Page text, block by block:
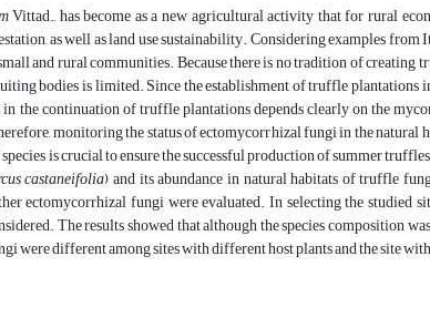
Vittad., has become as a new agricultural activity that for rural
as well as land use sustainability. Considering examples
and rural communities. Because there is no tradition of
bodies is limited. Since the establishment of truffle plantations
the continuation of truffle plantations depends clearly on the
monitoring the status of ectomycorrhizal fungi in the natural
is crucial to ensure the successful production of summer
castaneifolia) and its abundance in natural habitats of truffle
ectomycorrhizal fungi were evaluated. In selecting the studied
The results showed that although the species composition
were different among sites with different host plants and the site